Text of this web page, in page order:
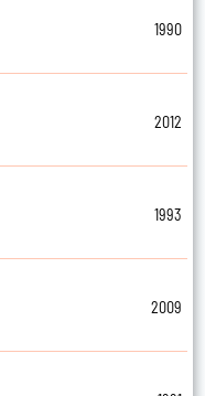
1990
2012
1993
2009